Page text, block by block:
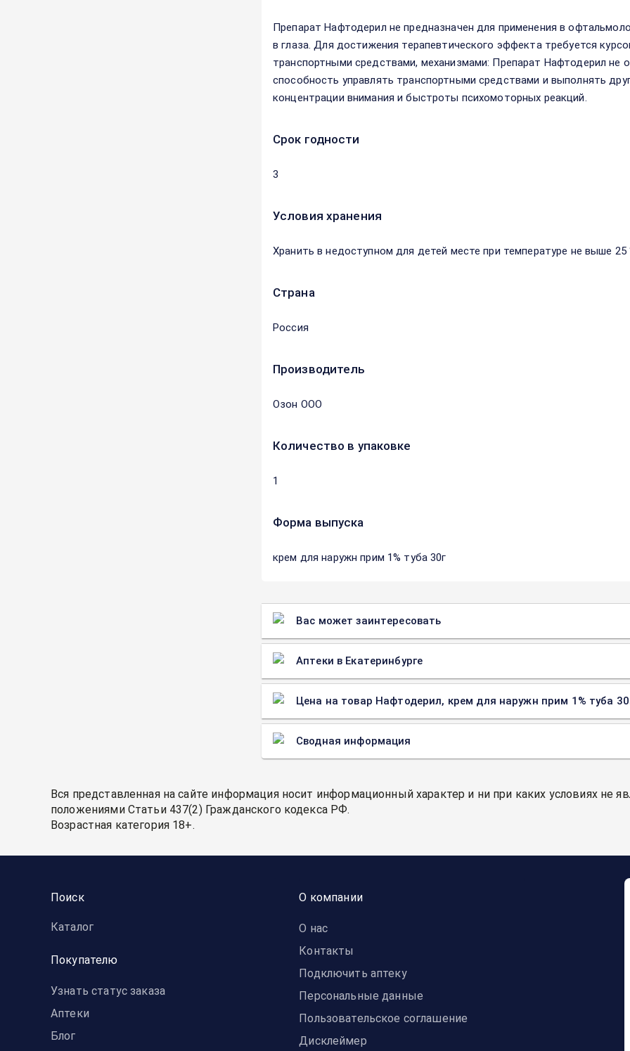
Препарат Нафтодерил не предназначен для применения в
в глаза. Для достижения терапевтического эффекта требуется
транспортными средствами, механизмами: Препарат Нафтодерил не
способность управлять транспортными средствами и выполнять
концентрации внимания и быстроты психомоторных реакций.
Срок годности
3
Условия хранения
Хранить в недоступном для детей месте при температуре не выше 25
Страна
Россия
Производитель
Озон ООО
Количество в упаковке
1
Форма выпуска
крем для наружн прим 1% туба 30г
Вас может заинтересовать
Аптеки в Екатеринбурге
Цена на товар Нафтодерил, крем для наружн прим 1% туба
Сводная информация
Вся представленная на сайте информация носит информационный характер и ни при каких условиях не
положениями Статьи 437(2) Гражданского кодекса РФ.
Возрастная категория 18+.
Поиск
Каталог
Покупателю
Узнать статус заказа
Аптеки
Блог
О компании
О нас
Контакты
Подключить аптеку
Персональные данные
Пользовательское соглашение
Дисклеймер